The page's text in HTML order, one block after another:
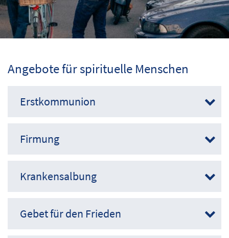
Angebote für spirituelle Menschen
Erstkommunion
Firmung
Krankensalbung
Gebet für den Frieden